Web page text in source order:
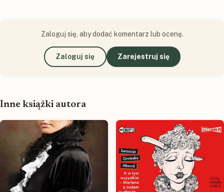
Zaloguj się, aby dodać komentarz lub ocenę.
Zaloguj się Zarejestruj się
Inne książki autora